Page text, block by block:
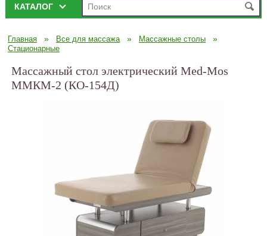
КАТАЛОГ
Главная » Все для массажа » Массажные столы »
Стационарные
Массажный стол электрический Med-Mos
ММКМ-2 (КО-154Д)